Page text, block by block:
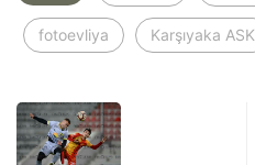
fotoevliya Karşıyaka ASK